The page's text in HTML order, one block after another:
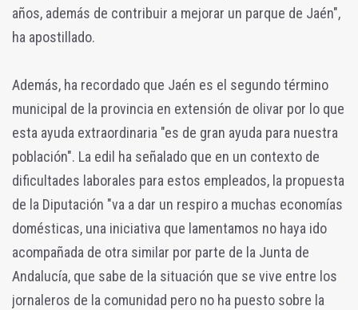
años, además de contribuir a mejorar un parque de Jaén",
ha apostillado.
Además, ha recordado que Jaén es el segundo término
municipal de la provincia en extensión de olivar por lo que
esta ayuda extraordinaria "es de gran ayuda para nuestra
población". La edil ha señalado que en un contexto de
dificultades laborales para estos empleados, la propuesta
de la Diputación "va a dar un respiro a muchas economías
domésticas, una iniciativa que lamentamos no haya ido
acompañada de otra similar por parte de la Junta de
Andalucía, que sabe de la situación que se vive entre los
jornaleros de la comunidad pero no ha puesto sobre la